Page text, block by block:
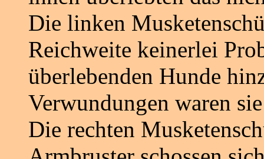
Die linken
Reichweite keinerlei
überlebenden Hunde
Verwundungen waren
Die rechten